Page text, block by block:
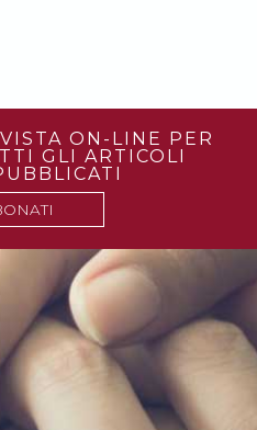
ON-LINE PER
GLI ARTICOLI